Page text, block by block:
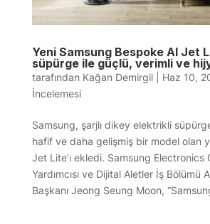
Yeni Samsung Bespoke AI Jet
süpürge ile güçlü, verimli ve
tarafından Kağan Demirgil| Haz 10,
İncelemesi
Samsung, şarjlı dikey elektrikli
hafif ve daha gelişmiş bir model olan
Jet Lite’ı ekledi. Samsung Electronics
Yardımcısı ve Dijital Aletler İş Bölümü
Başkanı Jeong Seung Moon,